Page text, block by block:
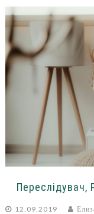
Переслідувач,
12.09.2019